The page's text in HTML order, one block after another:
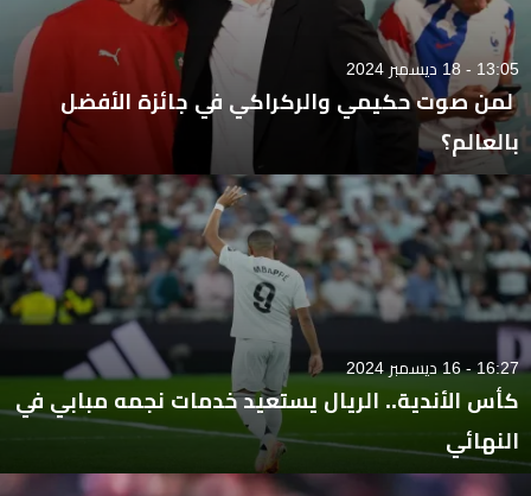
13:05 - 18 ديسمبر 2024
لمن صوت حكيمي والركراكي في جائزة الأفضل
بالعالم؟
16:27 - 16 ديسمبر 2024
كأس الأندية.. الريال يستعيد خدمات نجمه مبابي في
النهائي